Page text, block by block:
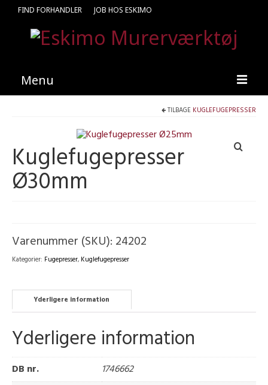
FIND FORHANDLER JOB HOS ESKIMO
Menu
Kataloger
Kontakt
TILBAGE KUGLEFUGEPRESSER
Kuglefugepresser
Ø30mm
Varenummer (SKU): 24202
Kategorier: Fugepresser, Kuglefugepresser
Yderligere information
Yderligere information
DB nr.
1746662